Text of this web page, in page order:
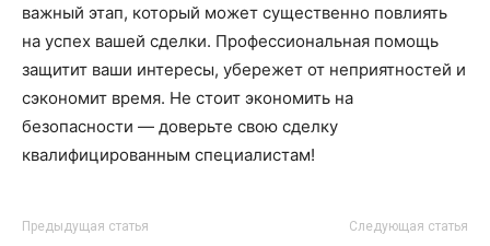
важный этап, который может существенно повлиять
на успех вашей сделки. Профессиональная помощь
защитит ваши интересы, убережет от неприятностей и
сэкономит время. Не стоит экономить на
безопасности — доверьте свою сделку
квалифицированным специалистам!
Предыдущая статья Следующая статья